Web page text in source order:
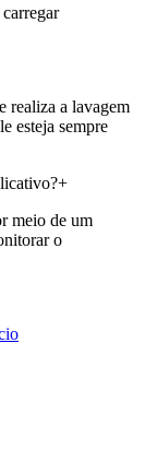
realiza a lavagem
esteja sempre
+
meio de um
o